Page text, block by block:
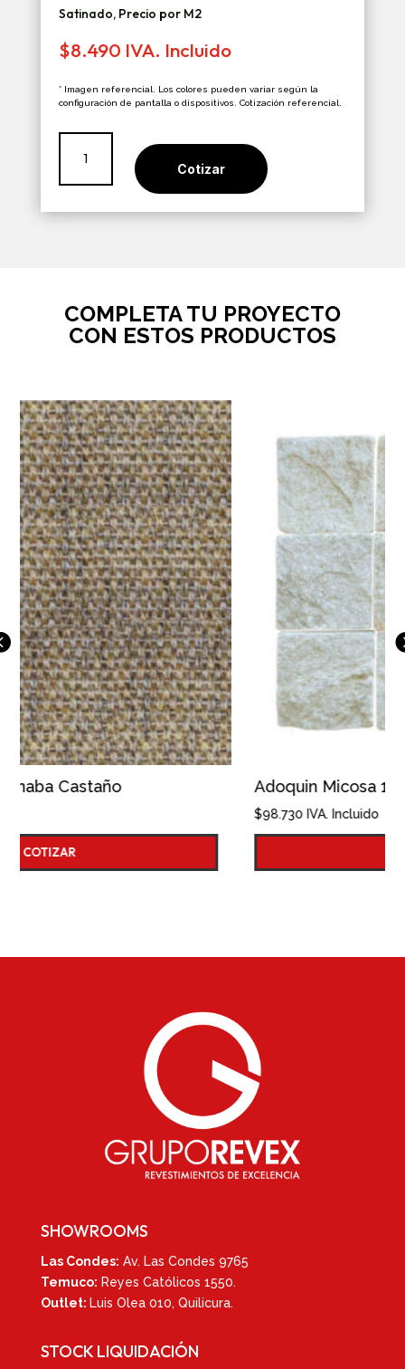
Satinado, Precio por M2
$8.490 IVA. Incluido
* Imagen referencial. Los colores pueden variar según la
configuración de pantalla o dispositivos. Cotización referencial.
Beige
36x36
Cotizar
COMPLETA TU PROYECTO
CON ESTOS PRODUCTOS
Adoquin Micosa 10x10
SHOWROOMS
Las Condes: Av. Las Condes 9765
Temuco: Reyes Católicos 1550.
Outlet: Luis Olea 010, Quilicura.
STOCK LIQUIDACIÓN